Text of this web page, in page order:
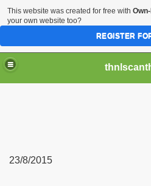
23/8/2015
This website was created for free with
your own website too?
REGISTER